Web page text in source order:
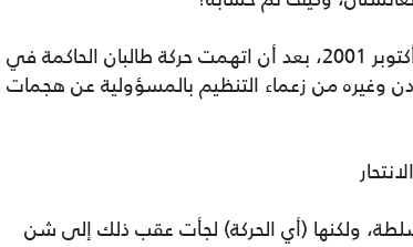
غزت القوات الأمريكية أفغانستان في تشرين الأول / أكتوبر 2001، بعد أن اتهمت حركة طالبان الحاكمة في
وغيره من زعماء التنظيم بالمسؤولية عن هجمات
ولكنها (أي الحركة) لجأت عقب ذلك إلى شن